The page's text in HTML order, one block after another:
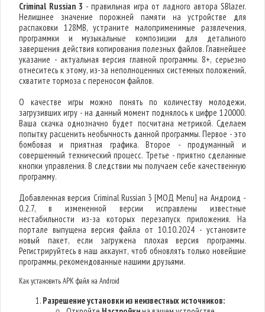
Criminal Russian 3 - правильная игра от ладного автора SBlazer.
Нелишнее значение порожней памяти на устройстве для
распаковки 128MB, устраните малоприменимые развлечения,
программки и музыкальные композиции для детального
завершения действия копирования полезных файлов. Главнейшее
указание - актуальная версия главной программы. 8+, серьезно
отнеситесь к этому, из-за неполноценных системных положений,
схватите тормоза с переносом файлов.
О качестве игры можно понять по количеству молодежи,
загрузивших игру - на данный момент поднялось к цифре 120000.
Ваша скачка однозначно будет посчитана метрикой. Сделаем
попытку расценить необычность данной программы. Первое - это
бомбовая и приятная графика. Второе - продуманный и
совершенный технический процесс. Третье - приятно сделанные
кнопки управления. В следствии мы получаем себе качественную
программу.
Добавленная версия Criminal Russian 3 [МОД Menu] на Андроид -
0.2.7, в измененной версии исправлены известные
нестабильности из-за которых перезапуск приложения. На
портале выпущена версия файла от 10.10.2024 - установите
новый пакет, если загружена плохая версия программы.
Регистрируйтесь в наш аккаунт, чтоб обновлять только новейшие
программы, рекомендованные нашими друзьями.
Как установить APK файл на Android
Разрешение установки из неизвестных источников: